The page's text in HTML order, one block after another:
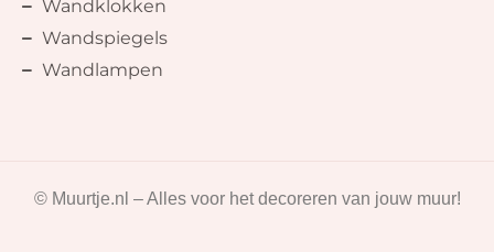
Wandklokken
Wandspiegels
Wandlampen
© Muurtje.nl – Alles voor het decoreren van jouw muur!